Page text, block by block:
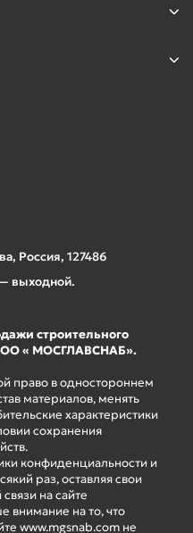
Россия, 127486
выходной.
строительного
« МОСГЛАВСНАБ».
право в одностороннем
материалов, менять
характеристики
сохранения
конфиденциальности и
раз, оставляя свои
на сайте
внимание на то, что
www.mgsnab.com не